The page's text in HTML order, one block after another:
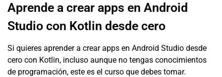
Aprende a crear apps en Android
Studio con Kotlin desde cero
Si quieres aprender a crear apps en Android Studio desde
cero con Kotlin, incluso aunque no tengas conocimientos
de programación, este es el curso que debes tomar.